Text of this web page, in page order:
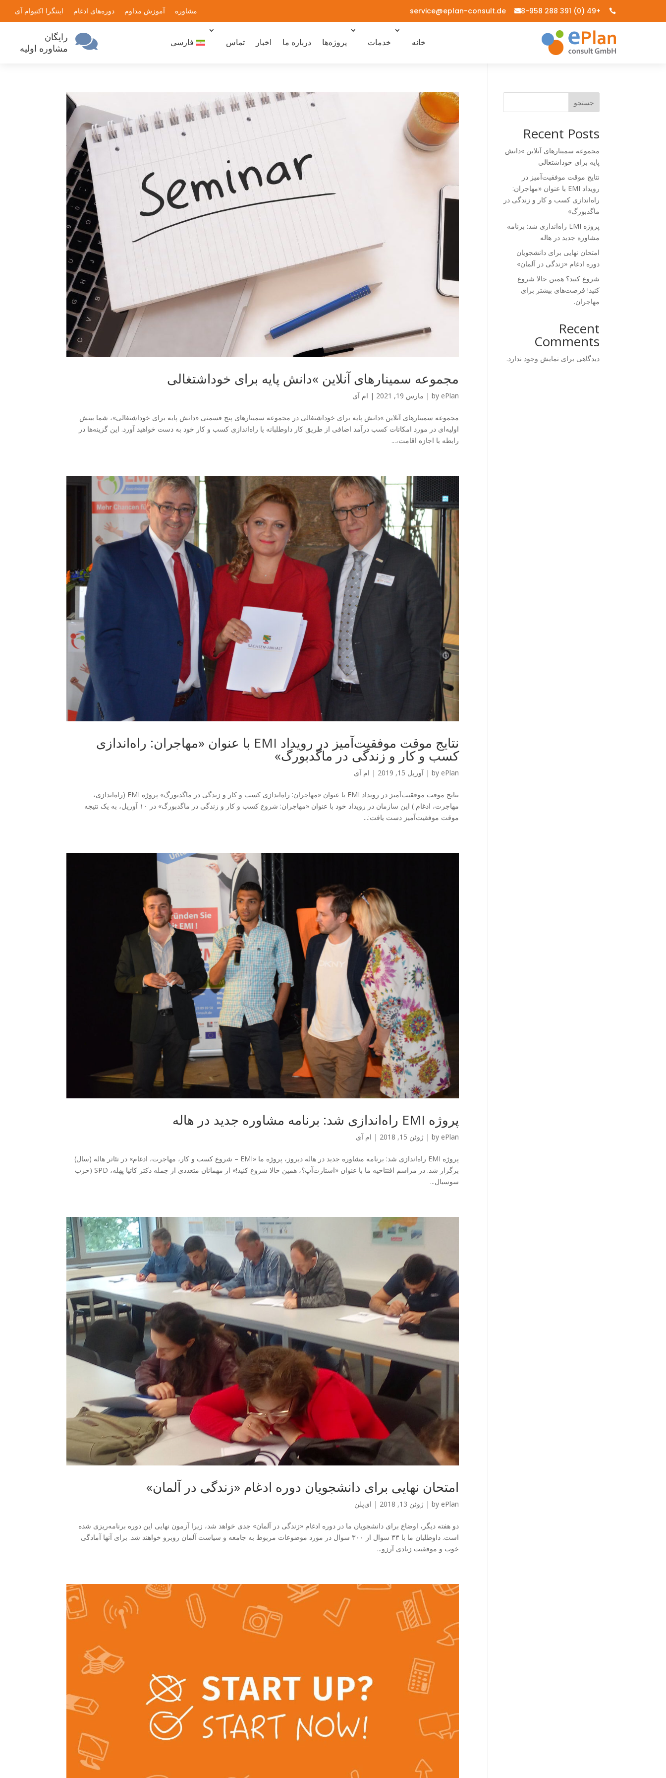

+49 (0) 391 288 98-958

service@eplan-consult.de مشاوره آموزش مداوم دوره‌های ادغام اینتگرا اکتیوام آی
خانه خدمات پروژه‌ها درباره ما اخبار تماس فارسی 
رایگان
مشاوره اولیه
مجموعه سمینارهای آنلاین »دانش پایه برای خوداشتغالی
by ePlan
| مارس 19, 2021 | ام آی
مجموعه سمینارهای آنلاین »دانش پایه برای خوداشتغالی در مجموعه سمینارهای پنج قسمتی «دانش پایه برای خوداشتغالی»، شما بینش
اولیه‌ای در مورد امکانات کسب درآمد اضافی از طریق کار داوطلبانه یا راه‌اندازی کسب و کار خود به دست خواهید آورد. این گزینه‌ها در
رابطه با اجازه اقامت،...
نتایج موقت موفقیت‌آمیز در رویداد EMI با عنوان «مهاجران: راه‌اندازی
کسب و کار و زندگی در ماگدبورگ»
by ePlan
|آوریل 15, 2019 | ام آی
نتایج موقت موفقیت‌آمیز در رویداد EMI با عنوان «مهاجران: راه‌اندازی کسب و کار و زندگی در ماگدبورگ» پروژه EMI (راه‌اندازی،
مهاجرت، ادغام ) این سازمان در رویداد خود با عنوان «مهاجران: شروع کسب و کار و زندگی در ماگدبورگ» در ۱۰ آوریل، به یک نتیجه
موقت موفقیت‌آمیز دست یافت:...
پروژه EMI راه‌اندازی شد: برنامه مشاوره جدید در هاله
by ePlan
| ژوئن 15, 2018 | ام آی
پروژه EMI راه‌اندازی شد: برنامه مشاوره جدید در هاله دیروز، پروژه ما «EMI – شروع کسب و کار، مهاجرت، ادغام» در تئاتر هاله (سال)
برگزار شد. در مراسم افتتاحیه ما با عنوان «استارت‌آپ؟، همین حالا شروع کنید!» از مهمانان متعددی از جمله دکتر کاتیا پهله، SPD (حزب
سوسیال...
امتحان نهایی برای دانشجویان دوره ادغام «زندگی در آلمان»
by ePlan
| ژوئن 13, 2018 | ای‌پلن
دو هفته دیگر، اوضاع برای دانشجویان ما در دوره ادغام «زندگی در آلمان» جدی خواهد شد، زیرا آزمون نهایی این دوره برنامه‌ریزی شده
است. داوطلبان ما با ۳۳ سوال از ۳۰۰ سوال در مورد موضوعات مربوط به جامعه و سیاست آلمان روبرو خواهند شد. برای آنها آمادگی
خوب و موفقیت زیادی آرزو...
جستجو
Recent Posts
مجموعه سمینارهای آنلاین »دانش
پایه برای خوداشتغالی
نتایج موقت موفقیت‌آمیز در
رویداد EMI با عنوان «مهاجران:
راه‌اندازی کسب و کار و زندگی در
ماگدبورگ»
پروژه EMI راه‌اندازی شد: برنامه
مشاوره جدید در هاله
امتحان نهایی برای دانشجویان
دوره ادغام «زندگی در آلمان»
شروع کنید؟ همین حالا شروع
کنید! فرصت‌های بیشتر برای
مهاجران.
Recent
Comments
دیدگاهی برای نمایش وجود ندارد.